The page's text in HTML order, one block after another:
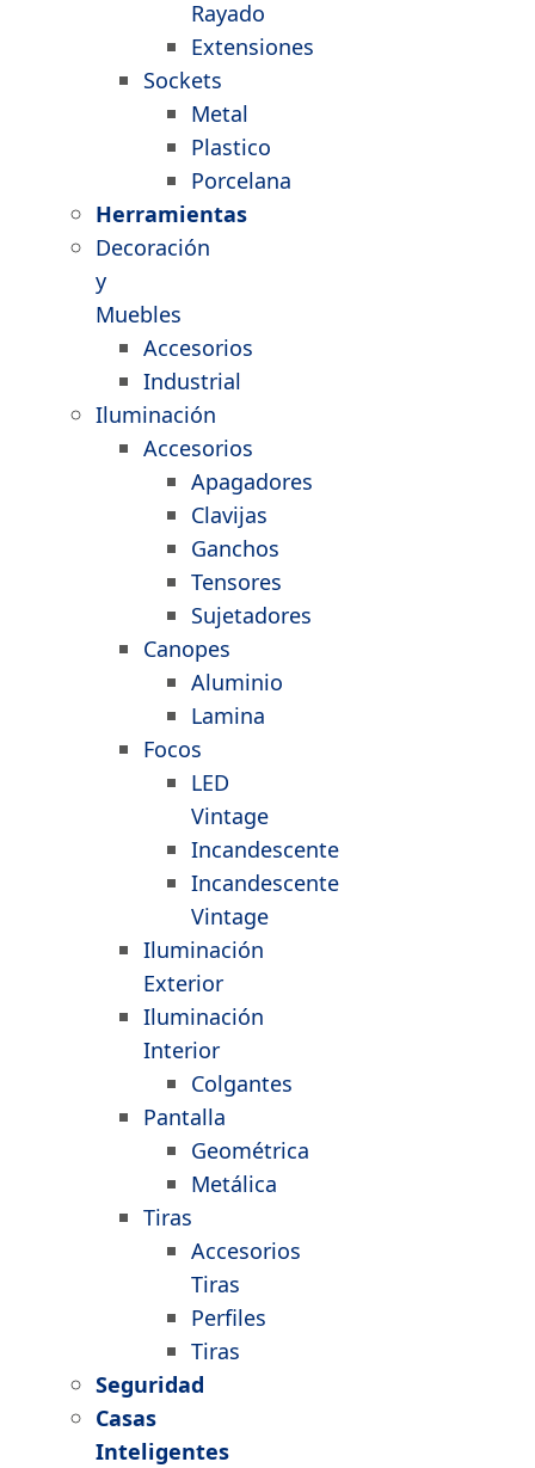
Rayado
Extensiones
Sockets
Metal
Plastico
Porcelana
Herramientas
Decoración
y
Muebles
Accesorios
Industrial
Iluminación
Accesorios
Apagadores
Clavijas
Ganchos
Tensores
Sujetadores
Canopes
Aluminio
Lamina
Focos
LED
Vintage
Incandescente
Incandescente
Vintage
Iluminación
Exterior
Iluminación
Interior
Colgantes
Pantalla
Geométrica
Metálica
Tiras
Accesorios
Tiras
Perfiles
Tiras
Seguridad
Casas
Inteligentes